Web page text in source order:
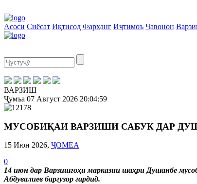
Асосӣ Сиёсат Иқтисод Фарҳанг Иҷтимоъ Ҷавонон
ВАРЗИШ
Ҷумъа 07 Август 2026 20:04:59
МУСОБИҚАИ ВАРЗИШИ САБУК ДАР
15 Июн 2026, ҶОМЕА
0
14 июн дар Варзишгоҳи марказии шаҳри Душанбе
Абдувалиев баргузор гардид.